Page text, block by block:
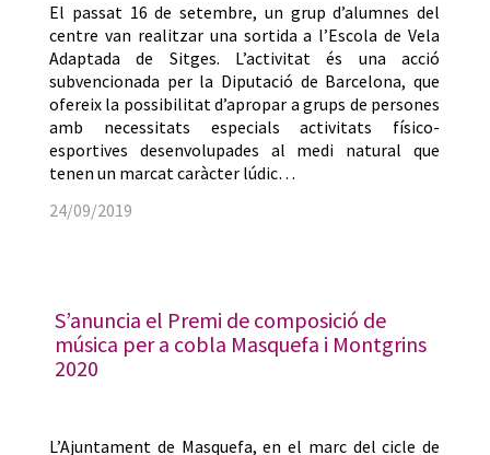
El passat 16 de setembre, un grup d’alumnes del
centre van realitzar una sortida a l’Escola de Vela
Adaptada de Sitges. L’activitat és una acció
subvencionada per la Diputació de Barcelona, que
ofereix la possibilitat d’apropar a grups de persones
amb necessitats especials activitats físico-
esportives desenvolupades al medi natural que
tenen un marcat caràcter lúdic…
24/09/2019
S’anuncia el Premi de composició de
música per a cobla Masquefa i Montgrins
2020
L’Ajuntament de Masquefa, en el marc del cicle de